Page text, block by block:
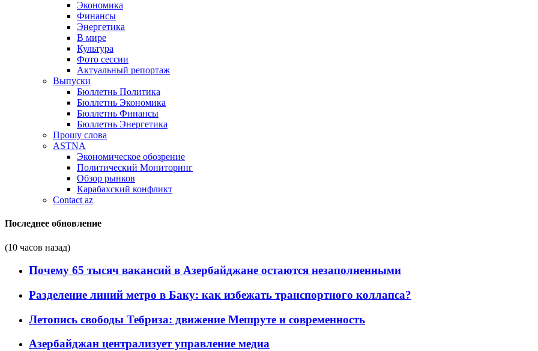
Экономика
Финансы
Энергетика
В мире
Культура
Фото сессии
Актуальный репортаж
Выпуски
Бюллетнь Политика
Бюллетнь Экономика
Бюллетнь Финансы
Бюллетнь Энергетика
Прошу слова
ASTNA
Экономическое обозрение
Политический Мониторинг
Обзор рынков
Карабахский конфликт
Contact az
Последнее обновление
(10 часов назад)
Почему 65 тысяч вакансий в Азербайджане остаются незаполненными
Разделение линий метро в Баку: как избежать транспортного коллапса?
Летопись свободы Тебриза: движение Мешруте и современность
Азербайджан централизует управление медиа